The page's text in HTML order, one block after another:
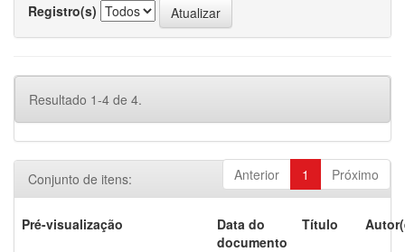
Registro(s)
Resultado 1-4 de 4.
Anterior 1 Próximo
Conjunto de itens:
Pré-visualização
Data do
documento
Título